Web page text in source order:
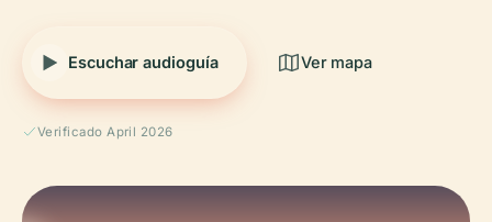
Escuchar audioguía Ver mapa
Verificado April 2026